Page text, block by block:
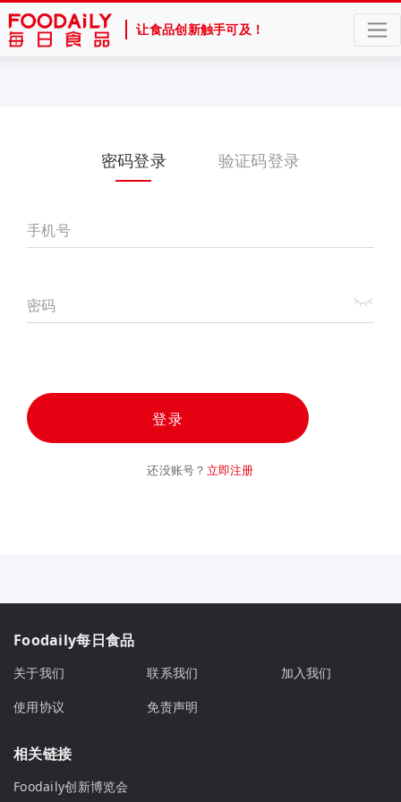
让食品创新触手可及！
密码登录 验证码登录
手机号
密码
登录
还没账号？ 立即注册
Foodaily每日食品
关于我们 联系我们
加入我们
使用协议
免责声明
相关链接
Foodaily创新博览会